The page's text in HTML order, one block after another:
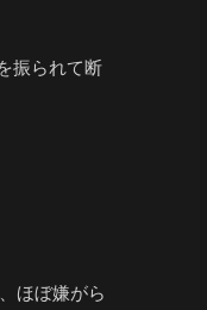
振られて断
ほぼ嫌がら